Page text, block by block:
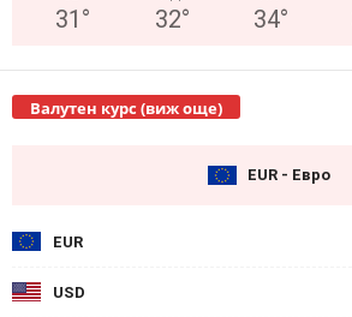
31 ° 32° 34°
Валутен курс (виж още)
EUR - Евро
EUR
USD